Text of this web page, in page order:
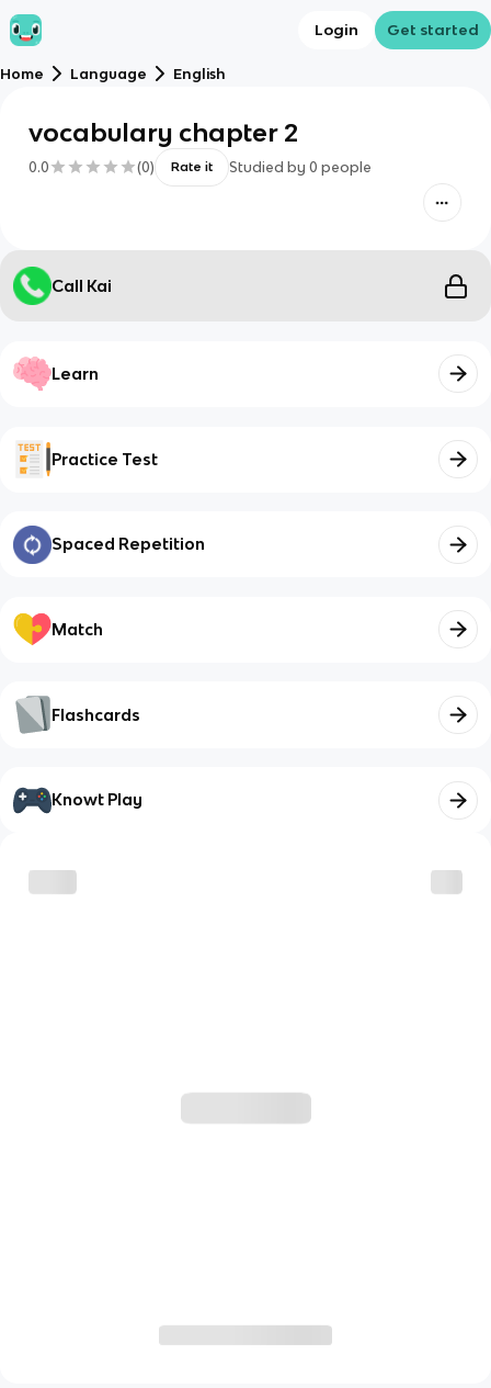
Login Get started
Home Language English
vocabulary chapter 2
0.0 (0) Rate it Studied by 0 people
Call Kai
Learn
Practice Test
Spaced Repetition
Match
Flashcards
Knowt Play